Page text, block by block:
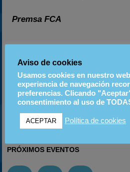
Premsa FCA
Campionat de Catalunya d’Eslàlom: Cir. de Tàrrega
Instagram
PRÓXIMOS EVENTOS
Aviso de cookies
Usamos cookies en nuestro
experiencia de navegación
preferencias. Clicando
consentimiento al uso de
ACEPTAR Política de cookies